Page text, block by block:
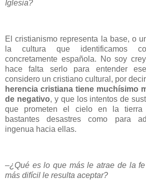
Iglesia?
El cristianismo representa la base, o
la cultura que identificamos
concretamente española. No soy
hace falta serlo para entender
considero un cristiano cultural, por
herencia cristiana tiene muchísimo
de negativo, y que los intentos de
que prometen el cielo en la tierra
bastantes desastres como para
ingenua hacia ellas.
–¿Qué es lo que más le atrae de la
más difícil le resulta aceptar?